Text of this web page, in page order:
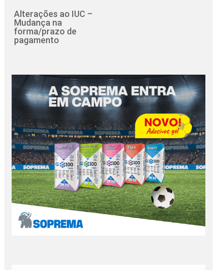
Alterações ao IUC –
Mudança na
forma/prazo de
pagamento